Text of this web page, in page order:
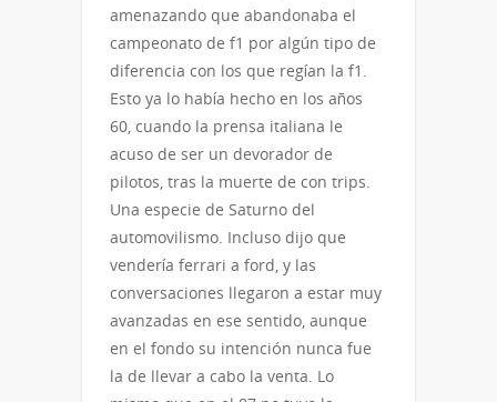
amenazando que abandonaba el
campeonato de f1 por algún tipo de
diferencia con los que regían la f1.
Esto ya lo había hecho en los años
60, cuando la prensa italiana le
acuso de ser un devorador de
pilotos, tras la muerte de con trips.
Una especie de Saturno del
automovilismo. Incluso dijo que
vendería ferrari a ford, y las
conversaciones llegaron a estar muy
avanzadas en ese sentido, aunque
en el fondo su intención nunca fue
la de llevar a cabo la venta. Lo